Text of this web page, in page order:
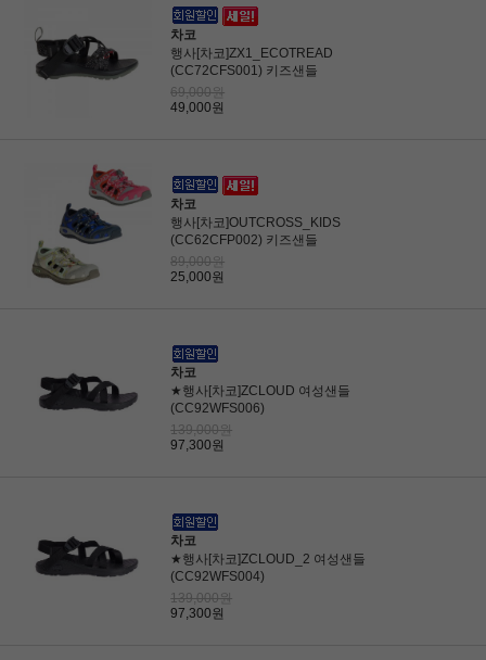
차코
행사[차코]ZX1_ECOTREAD
(CC72CFS001) 키즈샌들
69,000원
49,000원
차코
행사[차코]OUTCROSS_KIDS
(CC62CFP002) 키즈샌들
89,000원
25,000원
차코
★행사[차코]ZCLOUD 여성샌들
(CC92WFS006)
139,000원
97,300원
차코
★행사[차코]ZCLOUD_2 여성샌들
(CC92WFS004)
139,000원
97,300원